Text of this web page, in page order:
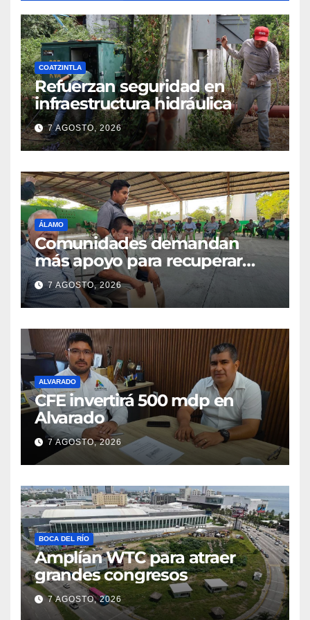
COATZINTLA
Refuerzan seguridad en
infraestructura hidráulica
7 AGOSTO, 2026
ÁLAMO
Comunidades demandan
más apoyo para recuperar
parcelas
7 AGOSTO, 2026
ALVARADO
CFE invertirá 500 mdp en
Alvarado
7 AGOSTO, 2026
BOCA DEL RÍO
Amplían WTC para atraer
grandes congresos
7 AGOSTO, 2026